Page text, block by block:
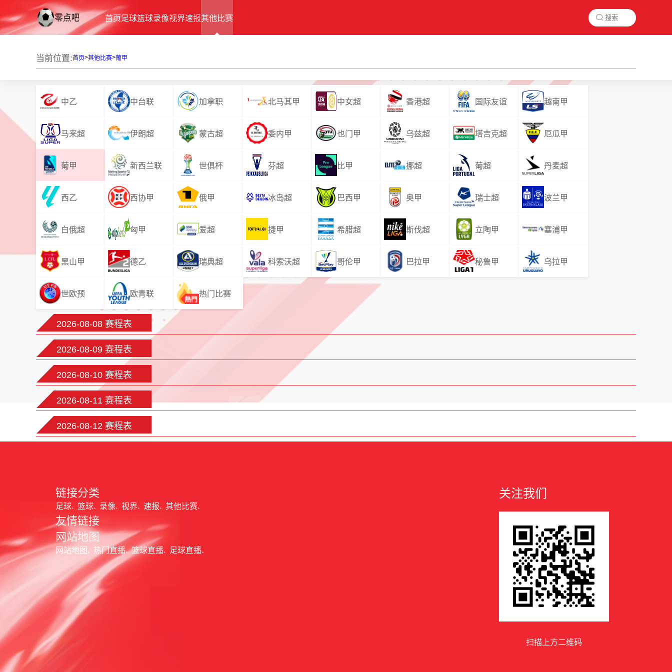
首页足球篮球录像视界速报其他比赛 
当前位置:首页>其他比赛>葡甲
中乙 中台联 加拿职 北马其甲 中女超 香港超 国际友谊 越南甲
马来超 伊朗超 蒙古超 委内甲 也门甲 乌兹超 塔吉克超 厄瓜甲
葡甲 新西兰联 世俱杯 芬超 比甲 挪超 葡超 丹麦超
西乙 西协甲 俄甲 冰岛超 巴西甲 奥甲 瑞士超 波兰甲
白俄超 匈甲 爱超 捷甲 希腊超 斯伐超 立陶甲 塞浦甲
黑山甲 德乙 瑞典超 科索沃超 哥伦甲 巴拉甲 秘鲁甲 乌拉甲
世欧预 欧青联 热门比赛
2026-08-08 赛程表
2026-08-09 赛程表
2026-08-10 赛程表
2026-08-11 赛程表
2026-08-12 赛程表
链接分类
足球 篮球 录像 视界 速报 其他比赛
友情链接
网站地图
网站地图 热门直播 篮球直播 足球直播
关注我们
扫描上方二维码